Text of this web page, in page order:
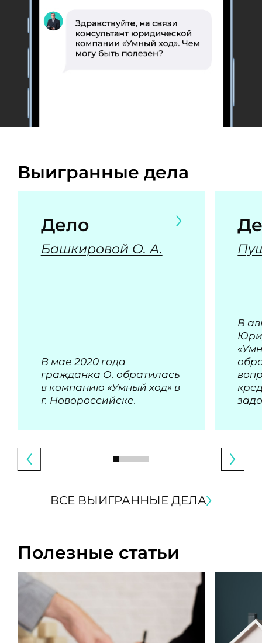
Выигранные дела
Дело
Башкировой О. А.
В мае 2020 года
гражданка О. обратилась
в компанию «Умный ход» в
г. Новороссийске.
В
ВСЕ ВЫИГРАННЫЕ ДЕЛА
Полезные статьи